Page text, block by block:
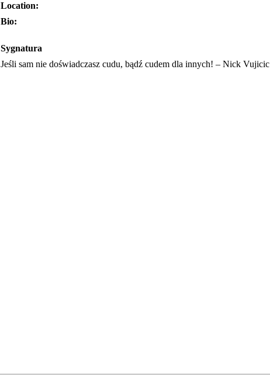
Location:
Bio:
Sygnatura
Jeśli sam nie doświadczasz cudu, bądź cudem dla innych! – Nick Vujicic